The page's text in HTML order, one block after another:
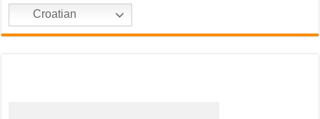
Croatian